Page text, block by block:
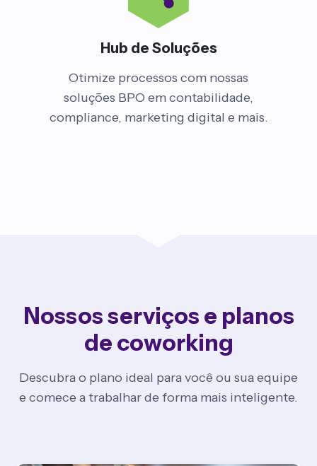
Hub de Soluções
Otimize processos com nossas
soluções BPO em contabilidade,
compliance, marketing digital e mais.
Nossos serviços e planos
de coworking
Descubra o plano ideal para você ou sua equipe
e comece a trabalhar de forma mais inteligente.